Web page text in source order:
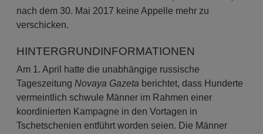
nach dem30. Mai 2017 keine Appelle mehr zu
verschicken.
HINTERGRUNDINFORMATIONEN
Am 1. April hatte die unabhängige russische
TageszeitungNovaya Gazeta berichtet, dass Hunderte
vermeintlich schwule Männer im Rahmen einer
koordinierten Kampagne in den Vortagen in
Tschetschenien entführt worden seien. Die Männer